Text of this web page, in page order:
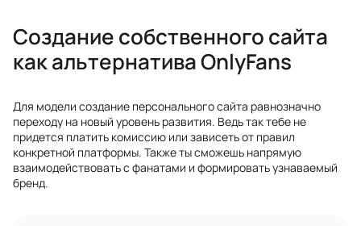
Создание собственного сайта
как альтернатива OnlyFans
Для модели создание персонального сайта равнозначно
переходу на новый уровень развития. Ведь так тебе не
придется платить комиссию или зависеть от правил
конкретной платформы. Также ты сможешь напрямую
взаимодействовать с фанатами и формировать узнаваемый
бренд.